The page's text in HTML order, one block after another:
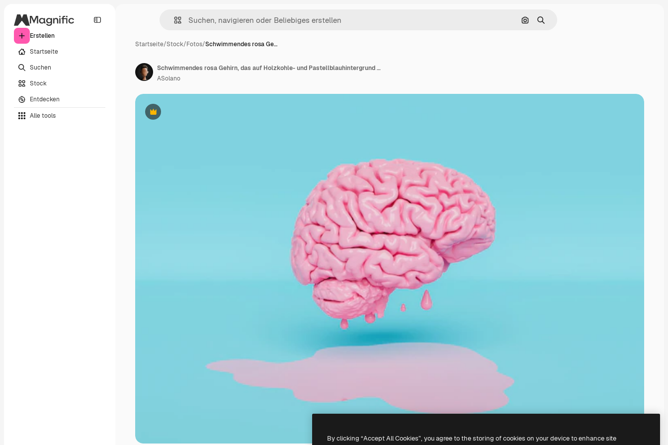
Erstellen
Startseite
Suchen
Stock
Entdecken
Alle tools
Nach Bild suchen
Suchen
Startseite/Stock/Fotos/Schwimmendes rosa Ge…
Premium
Schwimmendes rosa Gehirn, das auf Holzkohle- und Pastellblauhintergrund schmilzt. 3D-Rendering
ASolano
By clicking “Accept All Cookies”, you agree to the storing of cookies on your device to enhance site